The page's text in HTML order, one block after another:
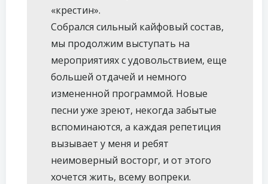
«крестин».
Собрался сильный кайфовый состав,
мы продолжим выступать на
мероприятиях с удовольствием, еще
большей отдачей и немного
измененной программой. Новые
песни уже зреют, некогда забытые
вспоминаются, а каждая репетиция
вызывает у меня и ребят
неимоверный восторг, и от этого
хочется жить, всему вопреки.